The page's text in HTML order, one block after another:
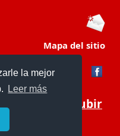
la mejor
Leer más
Mapa del sitio
Subir